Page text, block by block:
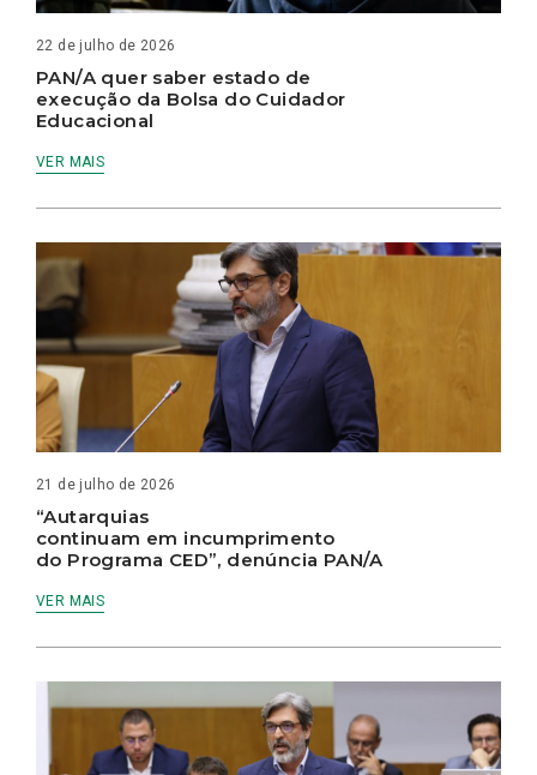
22 de julho de 2026
PAN/A quer saber estado de
execução da Bolsa do Cuidador
Educacional
VER MAIS
21 de julho de 2026
“Autarquias
continuam em incumprimento
do Programa CED”, denúncia PAN/A
VER MAIS